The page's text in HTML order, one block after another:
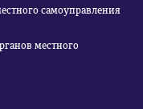
самоуправления
местного